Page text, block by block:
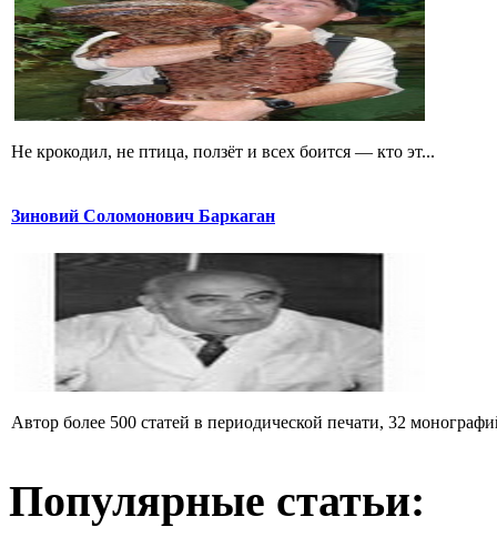
Не крокодил, не птица, ползёт и всех боится — кто эт...
Зиновий Соломонович Баркаган
Автор более 500 статей в периодической печати, 32
Популярные статьи: